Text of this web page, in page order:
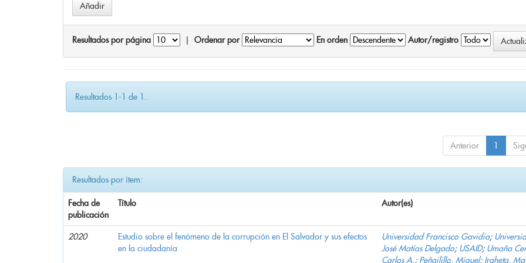
Resultados por página Ordenar por En orden Autor/registro
Resultados 1-1 de 1.
Anterior 1
Resultados por ítem:
Fecha de
publicación
Título Autor(es)
2020
Estudio sobre el fenómeno de la corrupción en El Salvador y sus efectos
en la ciudadanía
Universidad Francisco Gavidia;
José Matías Delgado; USAID; Umaña
Carlos A.; Peñailillo, Miguel; Iraheta,